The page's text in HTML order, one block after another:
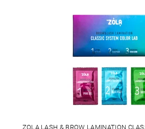
ZOLA LASH & BROW LAMINATION